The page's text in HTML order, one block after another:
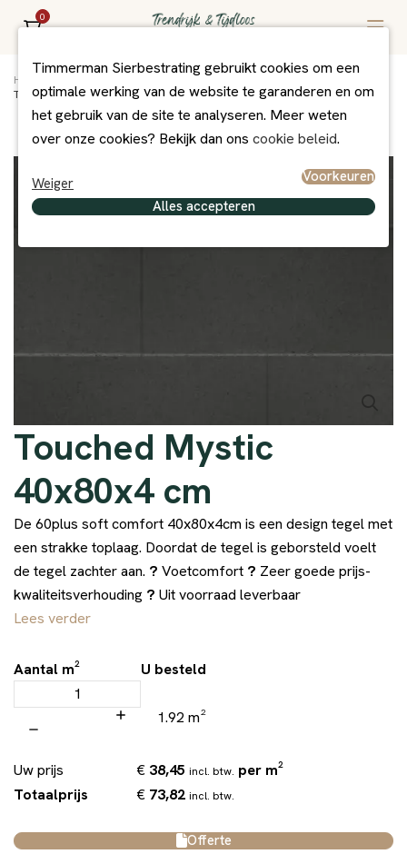
0
Home Excluton bestrating
Touched Mystic 40x80x4 cm
Touched Mystic
40x80x4 cm
De 60plus soft comfort 40x80x4cm is een design tegel met
een strakke toplaag. Doordat de tegel is geborsteld voelt
de tegel zachter aan. ? Voetcomfort ? Zeer goede prijs-
kwaliteitsverhouding ? Uit voorraad leverbaar
Lees verder
Aantal m² U besteld
1.92 m²
Uw prijs € 38,45 incl. btw. per m²
Totaalprijs
€ 73,82 incl. btw.
Offerte
Timmerman Sierbestrating gebruikt cookies om een
optimale werking van de website te garanderen en om
het gebruik van de site te analyseren. Meer weten
over onze cookies? Bekijk dan ons cookie beleid.
Weiger
Voorkeuren
Alles accepteren